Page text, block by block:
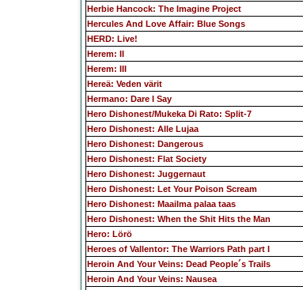
Herbie Hancock: The Imagine Project
Hercules And Love Affair: Blue Songs
HERD: Live!
Herem: II
Herem: III
Hereä: Veden värit
Hermano: Dare I Say
Hero Dishonest/Mukeka Di Rato: Split-7
Hero Dishonest: Alle Lujaa
Hero Dishonest: Dangerous
Hero Dishonest: Flat Society
Hero Dishonest: Juggernaut
Hero Dishonest: Let Your Poison Scream
Hero Dishonest: Maailma palaa taas
Hero Dishonest: When the Shit Hits the Man
Hero: Lörö
Heroes of Vallentor: The Warriors Path part I
Heroin And Your Veins: Dead People´s Trails
Heroin And Your Veins: Nausea